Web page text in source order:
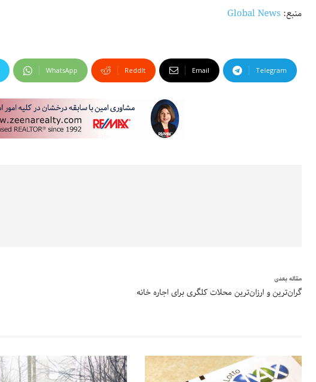
منبع:
WhatsApp ReddIt Email Telegram
مقاله بعدی
گران‌ترین و ارزان‌ترین محلات کلگری برای اجاره خانه